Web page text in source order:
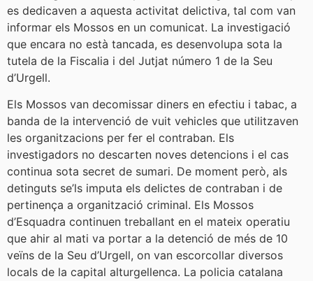
es dedicaven a aquesta activitat delictiva, tal com van
informar els Mossos en un comunicat. La investigació
que encara no està tancada, es desenvolupa sota la
tutela de la Fiscalia i del Jutjat número 1 de la Seu
d’Urgell.
Els Mossos van decomissar diners en efectiu i tabac, a
banda de la intervenció de vuit vehicles que utilitzaven
les organitzacions per fer el contraban. Els
investigadors no descarten noves detencions i el cas
continua sota secret de sumari. De moment però, als
detinguts se’ls imputa els delictes de contraban i de
pertinença a organització criminal. Els Mossos
d’Esquadra continuen treballant en el mateix operatiu
que ahir al mati va portar a la detenció de més de 10
veïns de la Seu d’Urgell, on van escorcollar diversos
locals de la capital alturgellenca. La policia catalana